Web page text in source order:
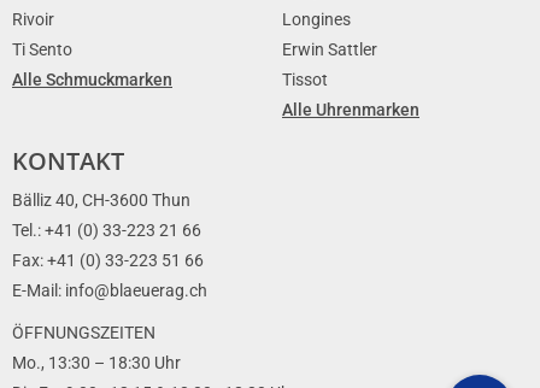
Rivoir
Ti Sento
Alle Schmuckmarken
Longines
Erwin Sattler
Tissot
Alle Uhrenmarken
KONTAKT
Bälliz 40, CH-3600 Thun
Tel.: +41 (0) 33-223 21 66
Fax: +41 (0) 33-223 51 66
E-Mail: info@blaeuerag.ch
ÖFFNUNGSZEITEN
Mo., 13:30 – 18:30 Uhr